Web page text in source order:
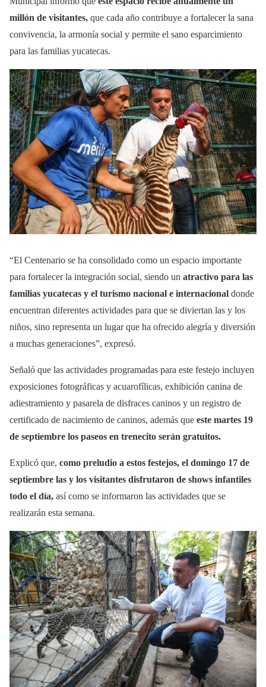
millón de visitantes, que cada año contribuye a fortalecer la sana
convivencia, la armonía social y permite el sano esparcimiento
para las familias yucatecas.
“El Centenario se ha consolidado como un espacio importante
para fortalecer la integración social, siendo un atractivo para las
familias yucatecas y el turismo nacional e internacional donde
encuentran diferentes actividades para que se diviertan las y los
niños, sino representa un lugar que ha ofrecido alegría y diversión
a muchas generaciones”, expresó.
Señaló que las actividades programadas para este festejo incluyen
exposiciones fotográficas y acuarofílicas, exhibición canina de
adiestramiento y pasarela de disfraces caninos y un registro de
certificado de nacimiento de caninos, además que este martes 19
de septiembre los paseos en trenecito serán gratuitos.
Explicó que, como preludio a estos festejos, el domingo 17 de
septiembre las y los visitantes disfrutaron de shows infantiles
todo el día, así como se informaron las actividades que se
realizarán esta semana.